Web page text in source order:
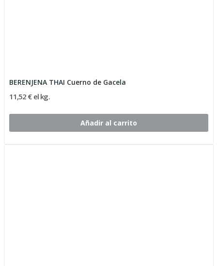
BERENJENA THAI Cuerno de Gacela
11,52 € el kg.
Añadir al carrito